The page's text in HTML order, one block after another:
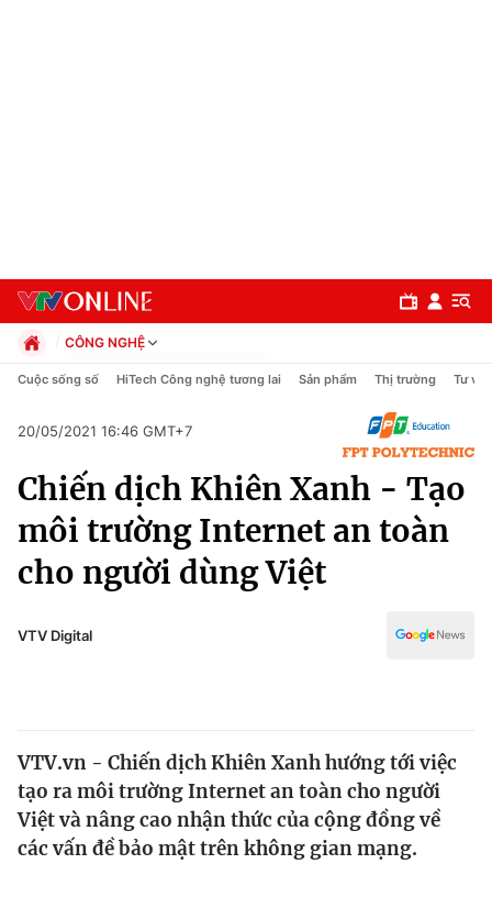
Chính trị
Xã hội
Pháp luật
Thế giới
Tin tức
Thế giới đó đây
Kinh tế
CÔNG NGHỆ
Chính trị
Pháp luật
Thể thao
Truyền hình
Văn hóa - Giải trí
Y tế
Công nghệ
Cuộc sống số HiTech Công nghệ tương lai Sản phẩm Thị trường Tư vấn
20/05/2021 16:46 GMT+7
Chiến dịch Khiên Xanh - Tạo
môi trường Internet an toàn
cho người dùng Việt
VTV Digital
VTV.vn - Chiến dịch Khiên Xanh hướng tới việc
tạo ra môi trường Internet an toàn cho người
Việt và nâng cao nhận thức của cộng đồng về
các vấn đề bảo mật trên không gian mạng.